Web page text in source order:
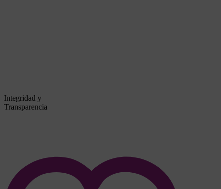
Integridad y
Transparencia